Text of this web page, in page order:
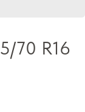
70 R16